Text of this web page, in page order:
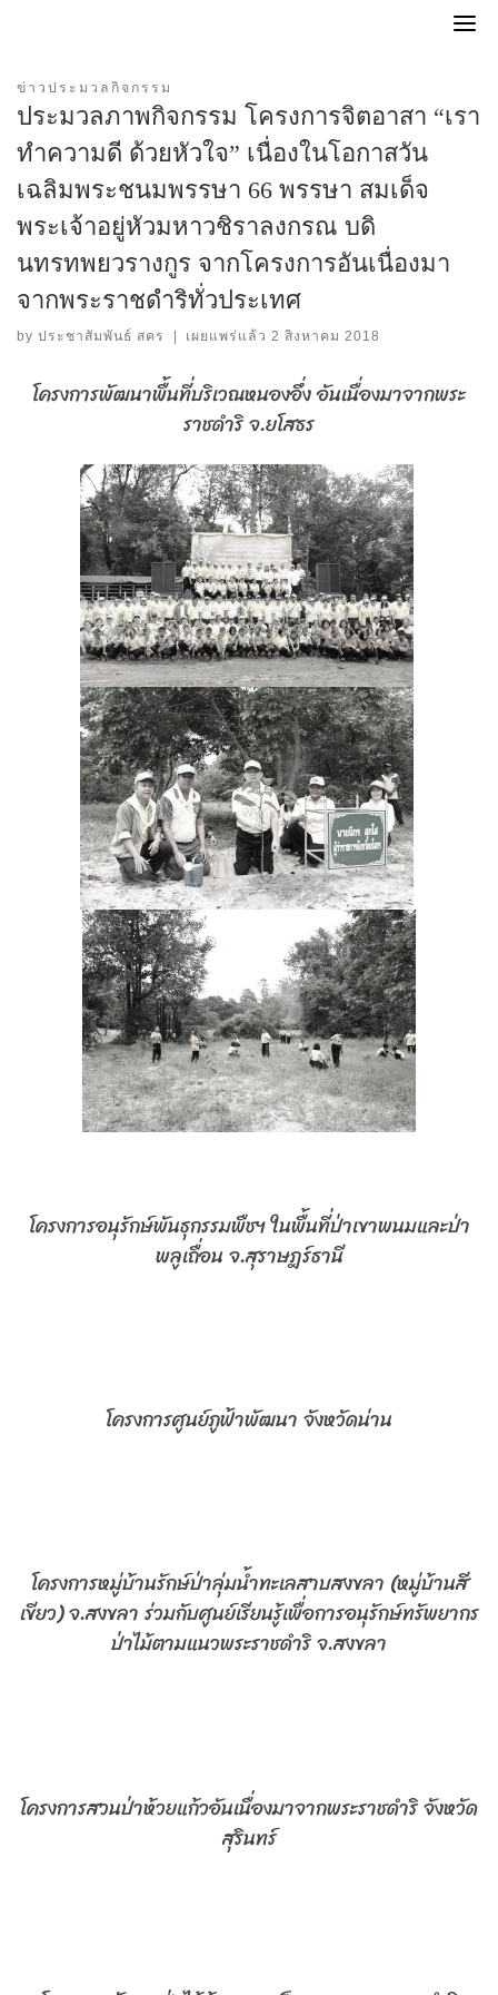
ข่าวประมวลกิจกรรม
ประมวลภาพกิจกรรม โครงการจิตอาสา “เรา
ทำความดี ด้วยหัวใจ” เนื่องในโอกาสวัน
เฉลิมพระชนมพรรษา 66 พรรษา สมเด็จ
พระเจ้าอยู่หัวมหาวชิราลงกรณ บดิ
นทรทพยวรางกูร จากโครงการอันเนื่องมา
จากพระราชดำริทั่วประเทศ
by ประชาสัมพันธ์ สคร เผยแพร่แล้ว2 สิงหาคม 2018
โครงการพัฒนาพื้นที่บริเวณหนองอึ่ง อันเนื่องมาจากพระ
ราชดำริ จ.ยโสธร
โครงการอนุรักษ์พันธุกรรมพืชฯ ในพื้นที่ป่าเขาพนมและป่า
พลูเถื่อน จ.สุราษฎร์ธานี
โครงการศูนย์ภูฟ้าพัฒนา จังหวัดน่าน
โครงการหมู่บ้านรักษ์ป่าลุ่มน้ำทะเลสาบสงขลา (หมู่บ้านสี
เขียว) จ.สงขลา ร่วมกับศูนย์เรียนรู้เพื่อการอนุรักษ์ทรัพยากร
ป่าไม้ตามแนวพระราชดำริ จ.สงขลา
โครงการสวนป่าห้วยแก้วอันเนื่องมาจากพระราชดำริ จังหวัด
สุรินทร์